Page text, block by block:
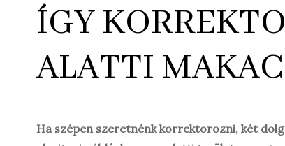
ÍGY
ALATTI
Ha szépen szeretnénk korrektorozni, két